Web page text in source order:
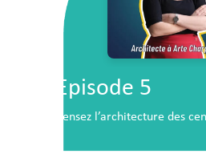
Episode 5
Pensez l’architecture des